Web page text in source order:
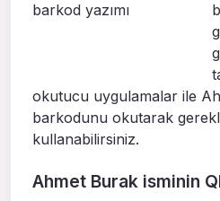
okutucu uygulamalar ile
barkodunu okutarak
kullanabilirsiniz.
Ahmet Burak isminin